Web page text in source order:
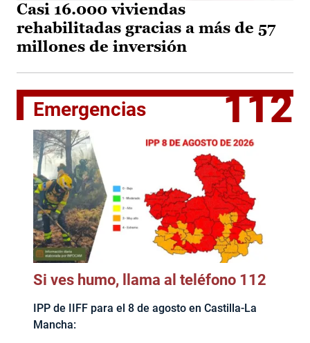
Casi 16.000 viviendas
rehabilitadas gracias a más de 57
millones de inversión
Emergencias 112
Si ves humo, llama al teléfono 112
IPP de IIFF para el 8 de agosto en Castilla-La
Mancha: